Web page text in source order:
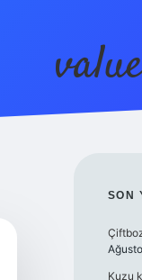
SON
Kuzu